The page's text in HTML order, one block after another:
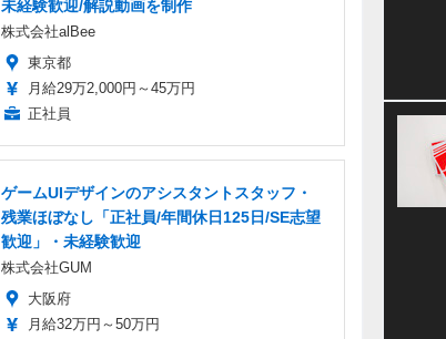
未経験歓迎/解説動画を制作
株式会社alBee
東京都
月給29万2,000円～45万円
正社員
ゲームUIデザインのアシスタントスタッフ・
残業ほぼなし「正社員/年間休日125日/SE志望
歓迎」・未経験歓迎
株式会社GUM
大阪府
月給32万円～50万円